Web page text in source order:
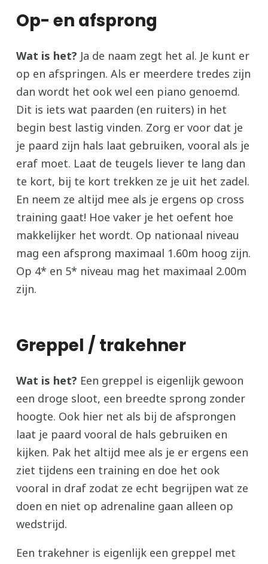
Op- en afsprong
Wat is het? Ja de naam zegt het al. Je kunt er
op en afspringen. Als er meerdere tredes zijn
dan wordt het ook wel een piano genoemd.
Dit is iets wat paarden (en ruiters) in het
begin best lastig vinden. Zorg er voor dat je
je paard zijn hals laat gebruiken, vooral als je
eraf moet. Laat de teugels liever te lang dan
te kort, bij te kort trekken ze je uit het zadel.
En neem ze altijd mee als je ergens op cross
training gaat! Hoe vaker je het oefent hoe
makkelijker het wordt. Op nationaal niveau
mag een afsprong maximaal 1.60m hoog zijn.
Op 4* en 5* niveau mag het maximaal 2.00m
zijn.
Greppel / trakehner
Wat is het? Een greppel is eigenlijk gewoon
een droge sloot, een breedte sprong zonder
hoogte. Ook hier net als bij de afsprongen
laat je paard vooral de hals gebruiken en
kijken. Pak het altijd mee als je er ergens een
ziet tijdens een training en doe het ook
vooral in draf zodat ze echt begrijpen wat ze
doen en niet op adrenaline gaan alleen op
wedstrijd.
Een trakehner is eigenlijk een greppel met